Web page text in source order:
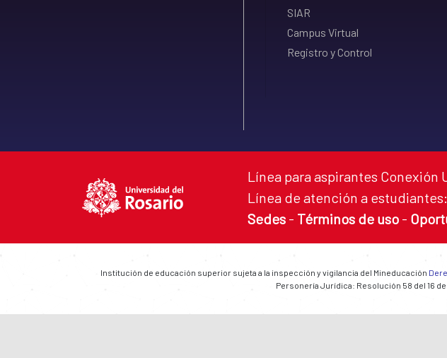
SIAR
Campus Virtual
Registro y Control
Línea para aspirantes Conexión
Línea de atención a estudiantes:
Sedes - Términos de uso -
Institución de educación superior sujeta a la inspección y vigilancia del Mineducación
Personería Jurídica: Resolución 58 del 16